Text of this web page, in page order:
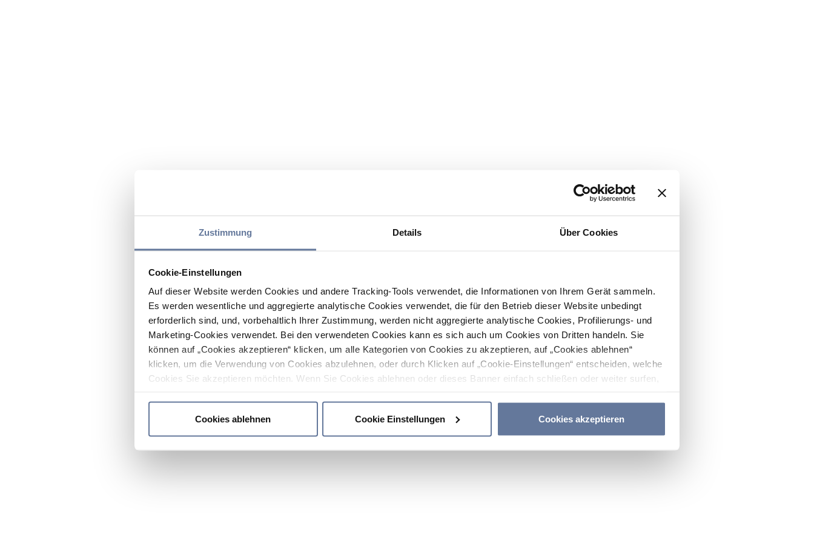
Zustimmung Details Über Cookies
Cookie-Einstellungen
Auf dieser Website werden Cookies und andere Tracking-Tools verwendet, die Informationen von Ihrem Gerät sammeln.
Es werden wesentliche und aggregierte analytische Cookies verwendet, die für den Betrieb dieser Website unbedingt
erforderlich sind, und, vorbehaltlich Ihrer Zustimmung, werden nicht aggregierte analytische Cookies, Profilierungs- und
Marketing-Cookies verwendet. Bei den verwendeten Cookies kann es sich auch um Cookies von Dritten handeln. Sie
können auf „Cookies akzeptieren“ klicken, um alle Kategorien von Cookies zu akzeptieren, auf „Cookies ablehnen“
klicken, um die Verwendung von Cookies abzulehnen, oder durch Klicken auf „Cookie-Einstellungen“ entscheiden, welche
Cookies Sie akzeptieren möchten. Wenn Sie Cookies ablehnen oder dieses Banner einfach schließen oder weiter surfen,
Cookies ablehnen
Cookie Einstellungen Cookies akzeptieren